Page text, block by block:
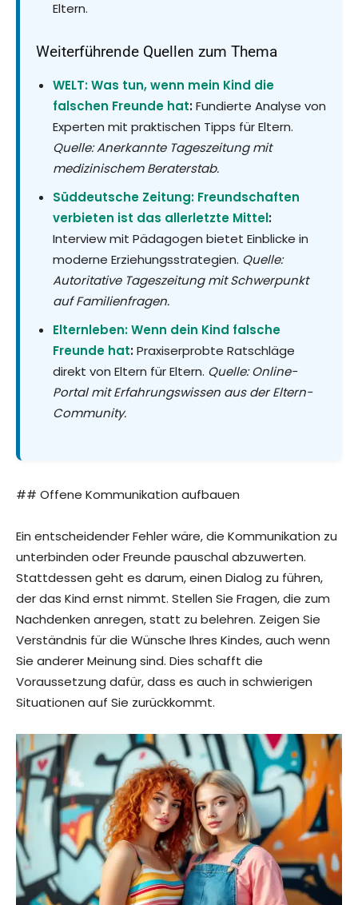
Eltern.
Weiterführende Quellen zum Thema
WELT: Was tun, wenn mein Kind die
falschen Freunde hat:Fundierte Analyse von
Experten mit praktischen Tipps für Eltern.
Quelle: Anerkannte Tageszeitung mit
medizinischem Beraterstab.
Süddeutsche Zeitung: Freundschaften
verbieten ist das allerletzte Mittel:
Interview mit Pädagogen bietet Einblicke in
moderne Erziehungsstrategien. Quelle:
Autoritative Tageszeitung mit Schwerpunkt
auf Familienfragen.
Elternleben: Wenn dein Kind falsche
Freunde hat:Praxiserprobte Ratschläge
direkt von Eltern für Eltern. Quelle: Online-
Portal mit Erfahrungswissen aus der Eltern-
Community.
## Offene Kommunikation aufbauen
Ein entscheidender Fehler wäre, die Kommunikation zu
unterbinden oder Freunde pauschal abzuwerten.
Stattdessen geht es darum, einen Dialog zu führen,
der das Kind ernst nimmt. Stellen Sie Fragen, die zum
Nachdenken anregen, statt zu belehren. Zeigen Sie
Verständnis für die Wünsche Ihres Kindes, auch wenn
Sie anderer Meinung sind. Dies schafft die
Voraussetzung dafür, dass es auch in schwierigen
Situationen auf Sie zurückkommt.